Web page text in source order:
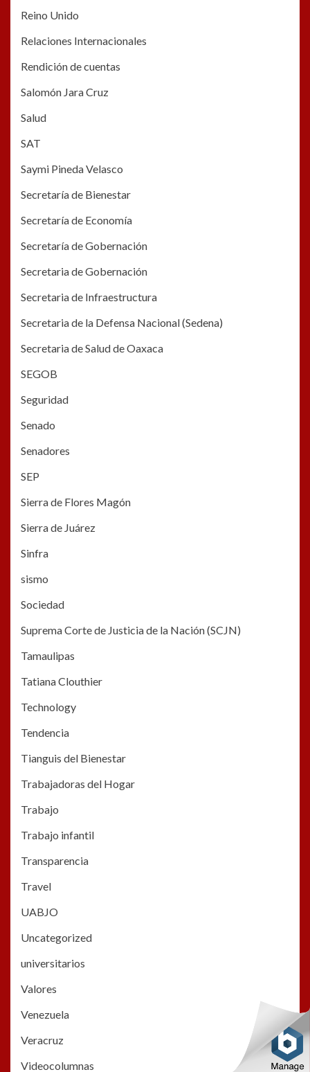
Reino Unido
Relaciones Internacionales
Rendición de cuentas
Salomón Jara Cruz
Salud
SAT
Saymi Pineda Velasco
Secretaría de Bienestar
Secretaría de Economía
Secretaría de Gobernación
Secretaria de Gobernación
Secretaria de Infraestructura
Secretaria de la Defensa Nacional (Sedena)
Secretaria de Salud de Oaxaca
SEGOB
Seguridad
Senado
Senadores
SEP
Sierra de Flores Magón
Sierra de Juárez
Sinfra
sismo
Sociedad
Suprema Corte de Justicia de la Nación (SCJN)
Tamaulipas
Tatiana Clouthier
Technology
Tendencia
Tianguis del Bienestar
Trabajadoras del Hogar
Trabajo
Trabajo infantil
Transparencia
Travel
UABJO
Uncategorized
universitarios
Valores
Venezuela
Veracruz
Videocolumnas